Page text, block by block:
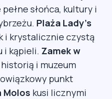
słońca, kultury i
Plaża Lady’s
i krystalicznie czystą
i kąpieli. Zamek w
i muzeum
punkt
Molos kusi licznymi